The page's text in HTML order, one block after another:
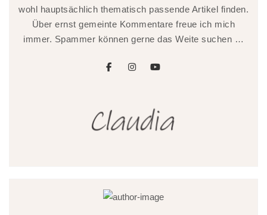
wohl hauptsächlich thematisch passende Artikel finden.
Über ernst gemeinte Kommentare freue ich mich
immer. Spammer können gerne das Weite suchen …